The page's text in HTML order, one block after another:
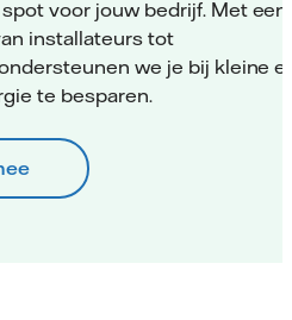
voor jouw bedrijf. Met een
installateurs tot
we je bij kleine
te besparen.